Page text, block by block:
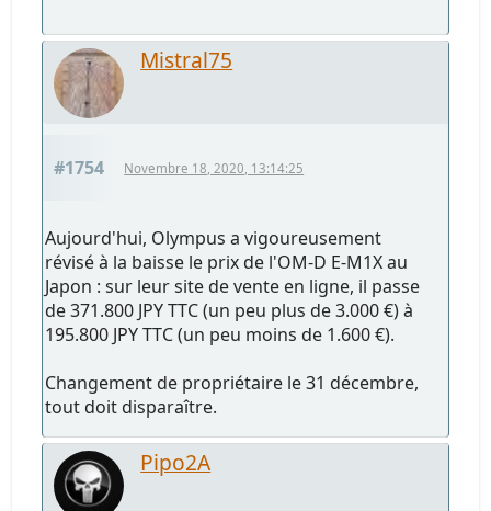
Mistral75
#1754 Novembre 18, 2020, 13:14:25
Aujourd'hui, Olympus a vigoureusement
révisé à la baisse le prix de l'OM-D E-M1X au
Japon : sur leur site de vente en ligne, il passe
de 371.800 JPY TTC (un peu plus de 3.000 €) à
195.800 JPY TTC (un peu moins de 1.600 €).
Changement de propriétaire le 31 décembre,
tout doit disparaître.
Pipo2A